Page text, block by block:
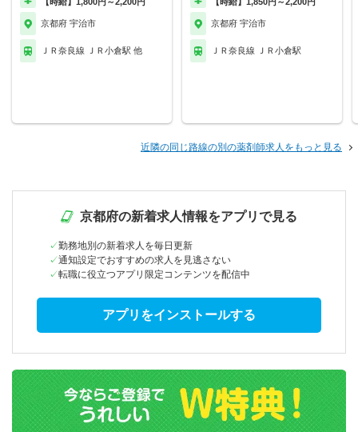
【時給】1,800円～2,200円
京都府 宇治市
ＪＲ奈良線 ＪＲ小倉駅 他
【時給】1,850円～2,200円
京都府 宇治市
ＪＲ奈良線 ＪＲ小倉駅
近隣の同じ路線の別の薬剤師求人をもっと見る
京都府の新着求人情報をアプリで見る
勤務地別の新着求人を毎日更新
通知設定でおすすめの求人を見逃さない
転職に役立つアプリ限定コンテンツを配信中
アプリをインストールする